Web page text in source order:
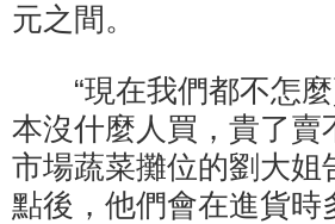
元之間。
“現在我們都不怎麼
本沒什麼人買，貴了賣
市場蔬菜攤位的劉大
點後，他們會在進貨